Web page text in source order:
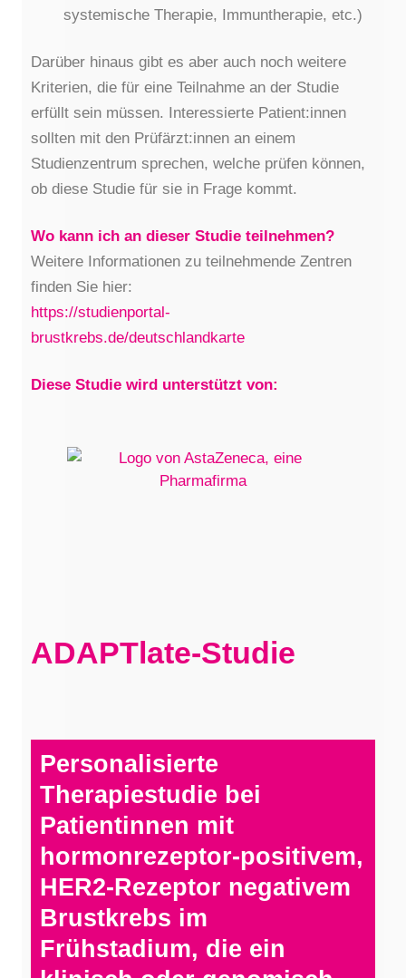
systemische Therapie, Immuntherapie, etc.)
Darüber hinaus gibt es aber auch noch weitere
Kriterien, die für eine Teilnahme an der Studie
erfüllt sein müssen. Interessierte Patient:innen
sollten mit den Prüfärzt:innen an einem
Studienzentrum sprechen, welche prüfen können,
ob diese Studie für sie in Frage kommt.
Wo kann ich an dieser Studie teilnehmen?
Weitere Informationen zu teilnehmende Zentren
finden Sie hier:
https://studienportal-
brustkrebs.de/deutschlandkarte
Diese Studie wird unterstützt von:
ADAPTlate-Studie
Personalisierte
Therapiestudie bei
Patientinnen mit
hormonrezeptor-positivem,
HER2-Rezeptor negativem
Brustkrebs im
Frühstadium, die ein